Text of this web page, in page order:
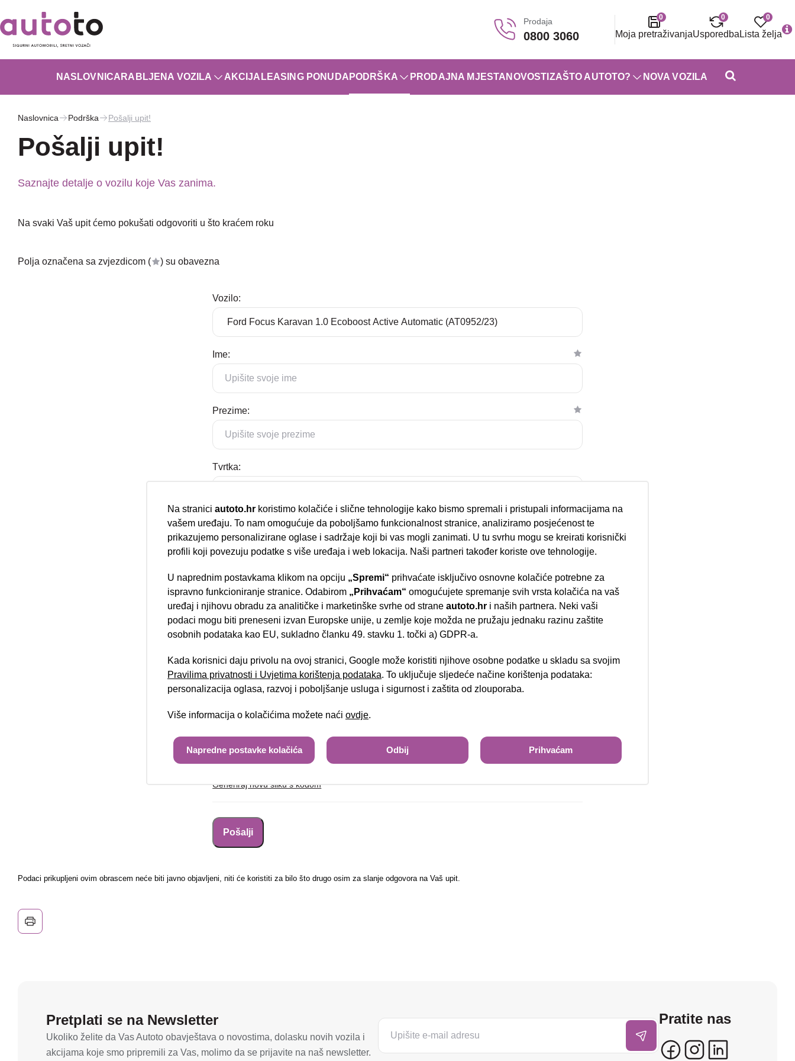
Prodaja
0800 3060
0
Moja pretraživanja
0
Usporedba
0
Lista želja
NASLOVNICA RABLJENA VOZILA AKCIJA LEASING PONUDA PODRŠKA PRODAJNA MJESTA NOVOSTI ZAŠTO AUTOTO? NOVA VOZILA
Naslovnica Podrška Pošalji upit!
Pošalji upit!
Saznajte detalje o vozilu koje Vas zanima.
Na svaki Vaš upit ćemo pokušati odgovoriti u što kraćem roku
Polja označena sa zvjezdicom ( ) su obavezna
Vozilo:
Ime:
Prezime:
Tvrtka:
E-mail:
Telefon/mobitel:
Poruka:
Generiraj novu sliku s kodom
Unesite kod sa slike
Podaci prikupljeni ovim obrascem neće biti javno objavljeni, niti će koristiti za bilo što drugo osim za slanje odgovora na Vaš upit.
Pretplati se na Newsletter
Ukoliko želite da Vas Autoto obavještava o novostima, dolasku novih vozila i
akcijama koje smo pripremili za Vas, molimo da se prijavite na naš newsletter.
Pratite nas
Nova lokacija - Slavonska avenija 102, Resnik
Traži
Na stranici autoto.hr koristimo kolačiće i slične tehnologije kako bismo spremali i pristupali informacijama na
vašem uređaju. To nam omogućuje da poboljšamo funkcionalnost stranice, analiziramo posjećenost te
prikazujemo personalizirane oglase i sadržaje koji bi vas mogli zanimati. U tu svrhu mogu se kreirati korisnički
profili koji povezuju podatke s više uređaja i web lokacija. Naši partneri također koriste ove tehnologije.
U naprednim postavkama klikom na opciju „Spremi“ prihvaćate isključivo osnovne kolačiće potrebne za
ispravno funkcioniranje stranice. Odabirom „Prihvaćam“ omogućujete spremanje svih vrsta kolačića na vaš
uređaj i njihovu obradu za analitičke i marketinške svrhe od strane autoto.hr i naših partnera. Neki vaši
podaci mogu biti preneseni izvan Europske unije, u zemlje koje možda ne pružaju jednaku razinu zaštite
osobnih podataka kao EU, sukladno članku 49. stavku 1. točki a) GDPR-a.
Kada korisnici daju privolu na ovoj stranici, Google može koristiti njihove osobne podatke u skladu sa svojim
Pravilima privatnosti i Uvjetima korištenja podataka. To uključuje sljedeće načine korištenja podataka:
personalizacija oglasa, razvoj i poboljšanje usluga i sigurnost i zaštita od zlouporaba.
Više informacija o kolačićima možete naći ovdje.
Napredne postavke kolačića Odbij Prihvaćam